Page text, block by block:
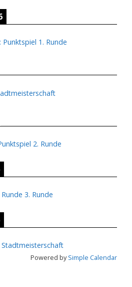
Punktspiel 1. Runde
2. Runde
Runde 3. Runde
Stadtmeisterschaft
Powered bySimple Calendar